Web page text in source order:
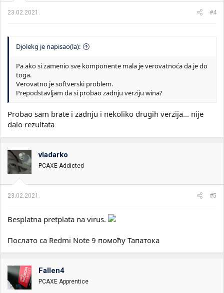
:
23.02.2021. #4
Djolekg je napisao(la):
Pa ako si zamenio sve komponente mala je verovatnoća da je do
toga.
Verovatno je softverski problem.
Prepodstavljam da si probao zadnju verziju wina?
Probao sam brate i zadnju i nekoliko drugih verzija... nije
dalo rezultata
vladarko
PCAXE Addicted
23.02.2021. #5
Besplatna pretplata na virus.
Послато са Redmi Note 9 помоћу Тапатока
Fallen4
PCAXE Apprentice